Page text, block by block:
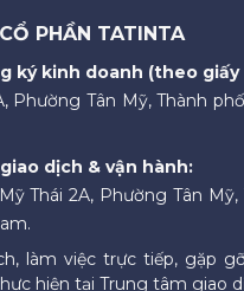
PHẦN TATINTA
ký kinh doanh (theo giấy
Phường Tân Mỹ, Thành
dịch & vận hành:
Thái 2A, Phường Tân
làm việc trực tiếp, gặp
hiện tại Trung tâm giao